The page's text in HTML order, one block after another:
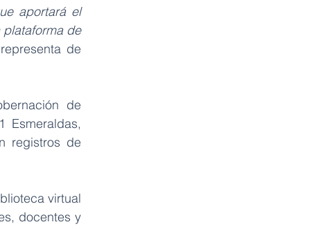
aportará el
de
de
de
Esmeraldas,
registros de
virtual
docentes y